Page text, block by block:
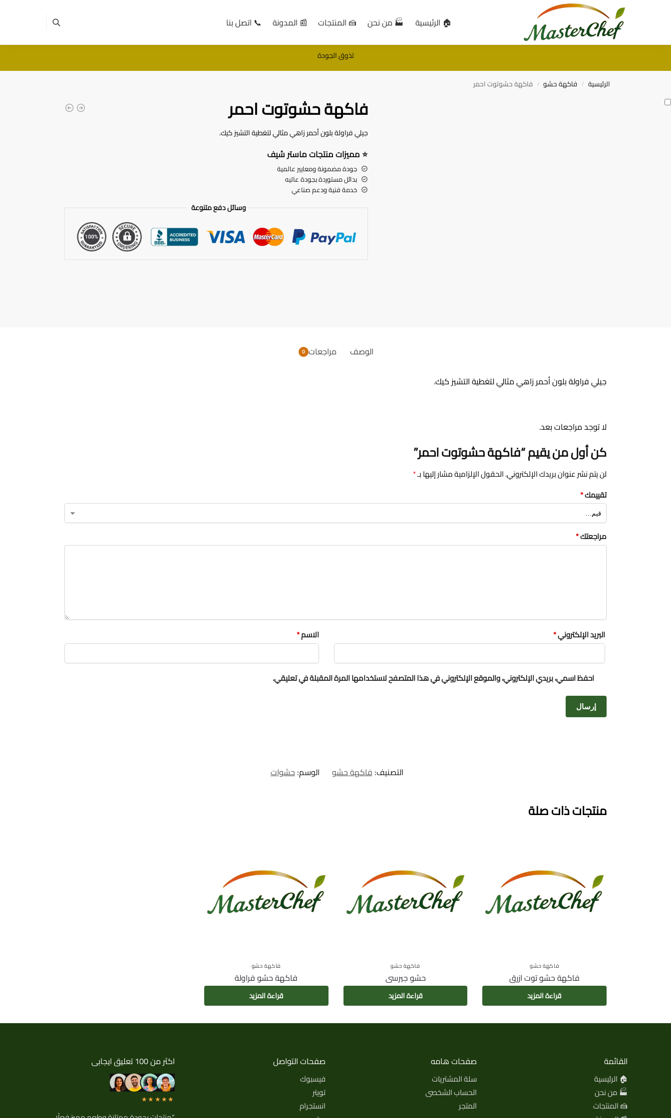
🏠 الرئيسية 🏭 من نحن 🍰 المنتجات 📰 المدونة 📞 اتصل بنا
تذوق الجودة
الرئيسية / فاكهة حشو / فاكهة حشوتوت احمر
فاكهة حشوتوت احمر
جيلي فراولة بلون أحمر زاهي مثالي لتغطية التشيز كيك.
⭐مميزات منتجات ماستر شيف
جودة مضمونة ومعايير عالمية
بدائل مستوردة بجودة عاليه
خدمة فنية ودعم صناعي
وسائل دفع متنوعة
الوصف مراجعات 0
جيلي فراولة بلون أحمر زاهي مثالي لتغطية التشيز كيك.
لا توجد مراجعات بعد.
كن أول من يقيم “فاكهة حشوتوت احمر”
لن يتم نشر عنوان بريدك الإلكتروني.الحقول الإلزامية مشار إليها بـ*
تقييمك*
مراجعتك*
الاسم* البريد الإلكتروني*
احفظ اسمي، بريدي الإلكتروني، والموقع الإلكتروني في هذا المتصفح لاستخدامها المرة المقبلة في تعليقي.
التصنيف:فاكهة حشو الوسم:حشوات
منتجات ذات صلة
فاكهة حشو
فاكهة حشو توت ازرق
قراءة المزيد
فاكهة حشو
حشو جيرسى
قراءة المزيد
فاكهة حشو
فاكهة حشو فراولة
قراءة المزيد
القائمة
🏠 الرئيسية
🏭 من نحن
🍰 المنتجات
صفحات هامه
سلة المشتريات
الحساب الشخصى
المتجر
صفحات التواصل
فيسبوك
تويتر
انستجرام
اكثر من 100 تعليق ايجابى
★★★★★